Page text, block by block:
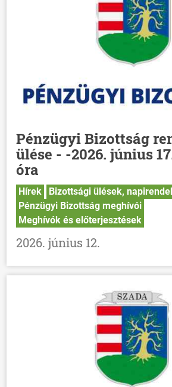
Pénzügyi Bizottság
ülése - -2026. június
óra
Hírek
Bizottsági ülések,
Pénzügyi Bizottság meghívói
Meghívók és előterjesztések
2026. június 12.